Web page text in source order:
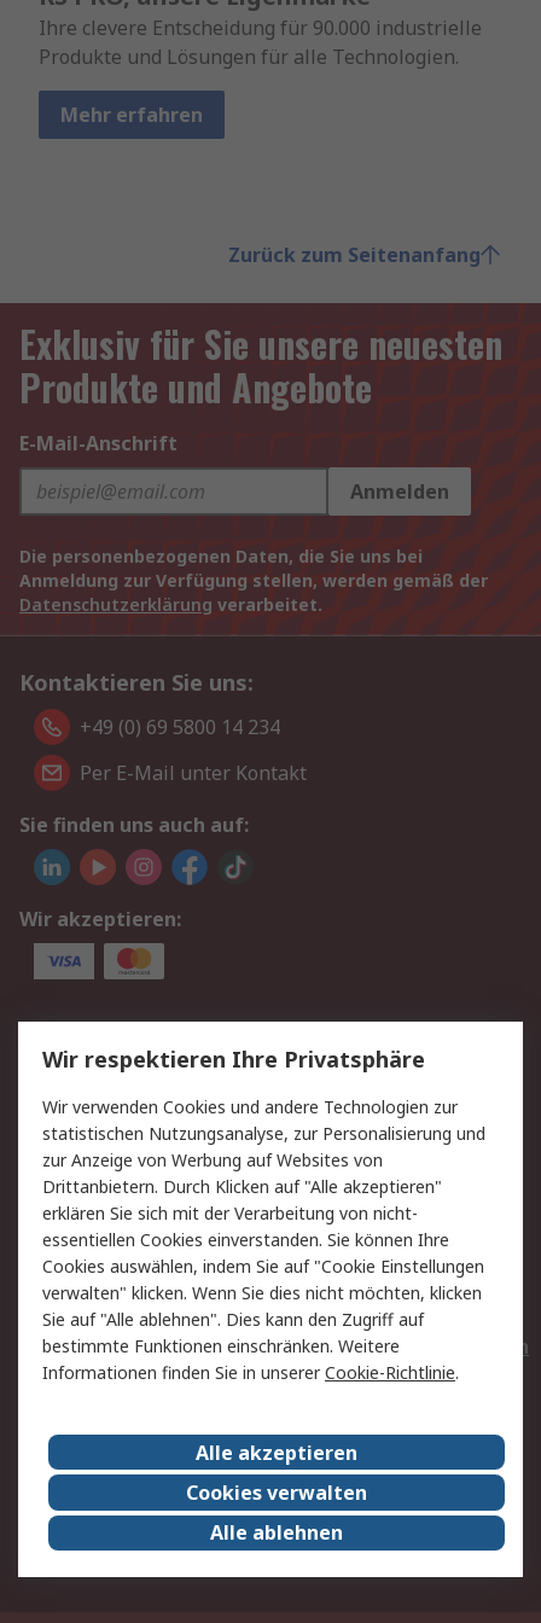
Ihre clevere Entscheidung für 90.000 industrielle
Produkte und Lösungen für alle Technologien.
Mehr erfahren
Zurück zum Seitenanfang
Exklusiv für Sie unsere neuesten
Produkte und Angebote
E-Mail-Anschrift
Anmelden
Die personenbezogenen Daten, die Sie uns bei
Anmeldung zur Verfügung stellen, werden gemäß der
Datenschutzerklärung verarbeitet.
Kontaktieren Sie uns:
+49 (0) 69 5800 14 234
Per E-Mail unter Kontakt
Sie finden uns auch auf:
Wir akzeptieren:
Service
Value Added Services
Lieferlösungen
Rücksendungen
Kontakt
Hilfe
Privatkunden
Rechtliches
AGB
Datenschutz
Cookie-Richtlinie
Zahlungsbedingungen
Copyright/Impressum
Entsorgung
Elektrogeräte/Batterien
RS weltweit
Karriere bei RS
Nachhaltigkeit
Qualität/Umwelt/ZertifikatePresse-Center
Event-Center
Wir respektieren Ihre Privatsphäre
Wir verwenden Cookies und andere Technologien zur
statistischen Nutzungsanalyse, zur Personalisierung und
zur Anzeige von Werbung auf Websites von
Drittanbietern. Durch Klicken auf "Alle akzeptieren"
erklären Sie sich mit der Verarbeitung von nicht-
essentiellen Cookies einverstanden. Sie können Ihre
Cookies auswählen, indem Sie auf "Cookie Einstellungen
verwalten" klicken. Wenn Sie dies nicht möchten, klicken
Sie auf "Alle ablehnen". Dies kann den Zugriff auf
bestimmte Funktionen einschränken. Weitere
Informationen finden Sie in unsererCookie-Richtlinie.
Alle akzeptieren
Cookies verwalten
Alle ablehnen